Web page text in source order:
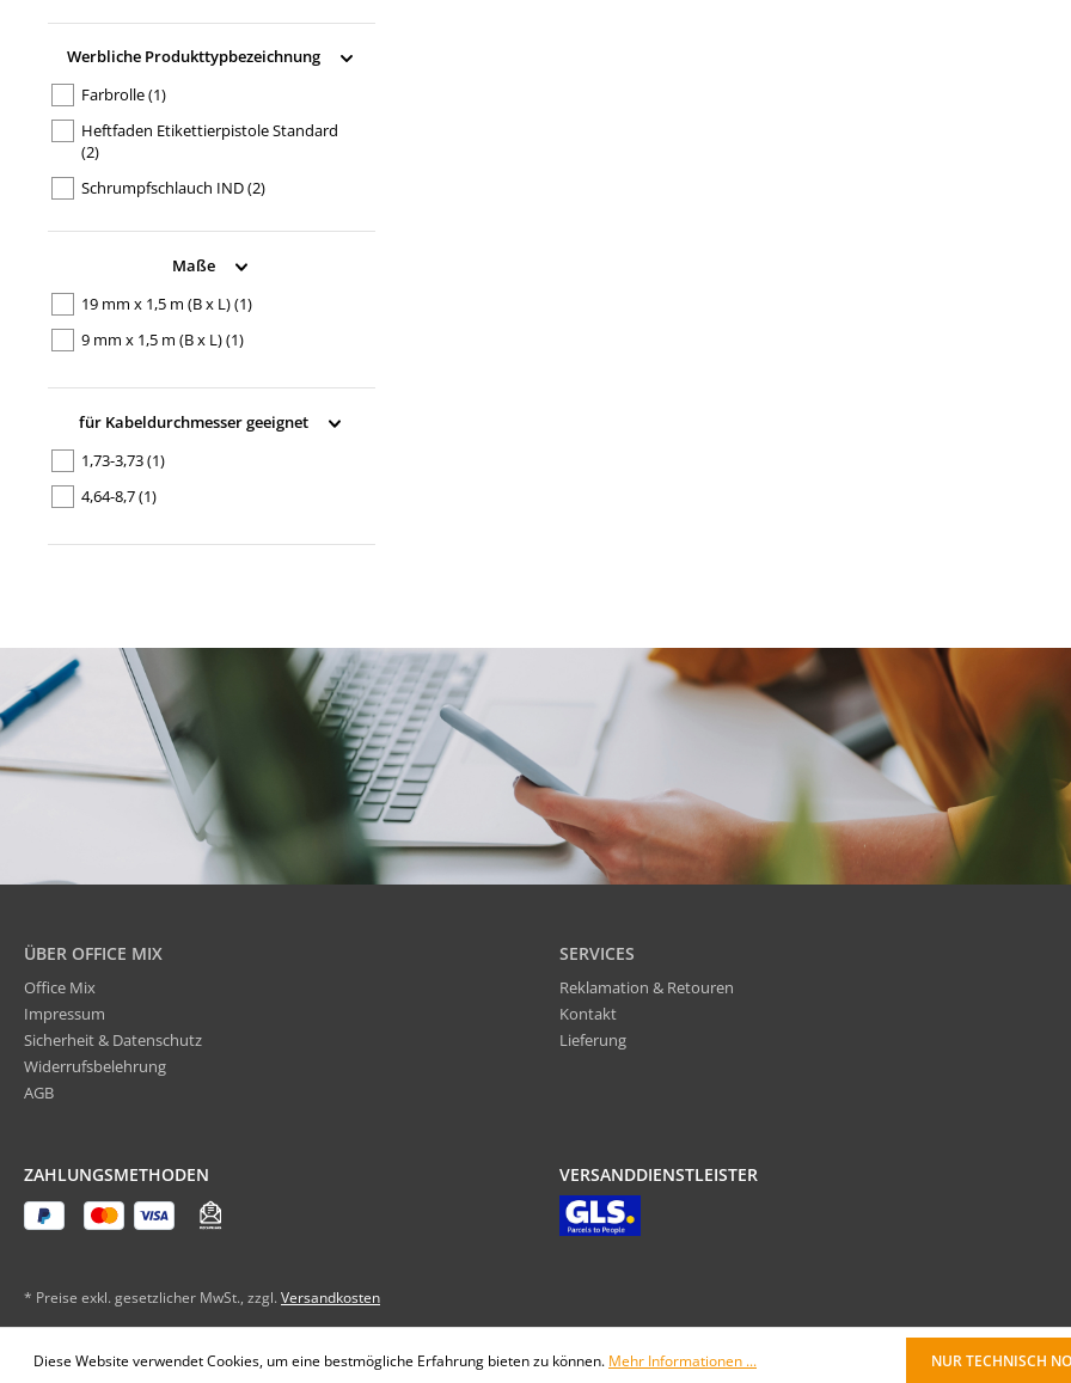
Werbliche Produkttypbezeichnung
Farbrolle(1)
Heftfaden Etikettierpistole Standard
(2)
Schrumpfschlauch IND(2)
Maße
19 mm x 1,5 m (B x L)(1)
9 mm x 1,5 m (B x L)(1)
für Kabeldurchmesser geeignet
1,73-3,73(1)
4,64-8,7(1)
ÜBER OFFICE MIX
Office Mix
Impressum
Sicherheit & Datenschutz
Widerrufsbelehrung
AGB
SERVICES
Reklamation & Retouren
Kontakt
Lieferung
ZAHLUNGSMETHODEN VERSANDDIENSTLEISTER
* Preise exkl. gesetzlicher MwSt., zzgl. Versandkosten
Diese Website verwendet Cookies, um eine bestmögliche Erfahrung bieten zu können. Mehr Informationen ... NUR TECHNISCH